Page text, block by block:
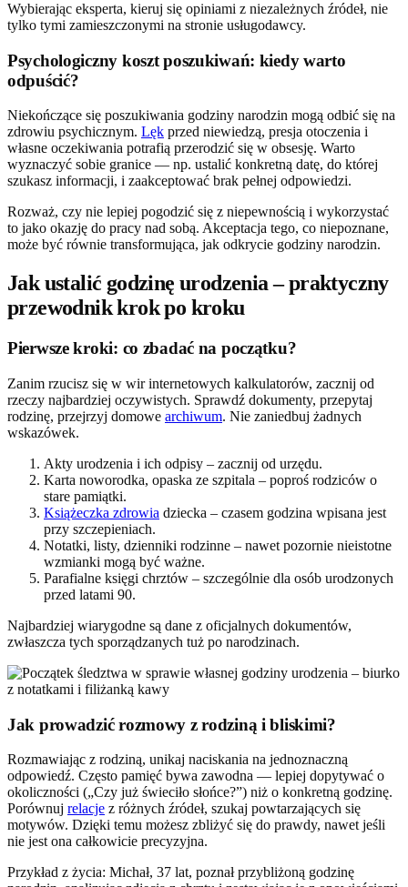
Wybierając eksperta, kieruj się opiniami z niezależnych źródeł, nie
tylko tymi zamieszczonymi na stronie usługodawcy.
Psychologiczny koszt poszukiwań: kiedy warto
odpuścić?
Niekończące się poszukiwania godziny narodzin mogą odbić się na
zdrowiu psychicznym. Lęk przed niewiedzą, presja otoczenia i
własne oczekiwania potrafią przerodzić się w obsesję. Warto
wyznaczyć sobie granice — np. ustalić konkretną datę, do której
szukasz informacji, i zaakceptować brak pełnej odpowiedzi.
Rozważ, czy nie lepiej pogodzić się z niepewnością i wykorzystać
to jako okazję do pracy nad sobą. Akceptacja tego, co niepoznane,
może być równie transformująca, jak odkrycie godziny narodzin.
Jak ustalić godzinę urodzenia – praktyczny
przewodnik krok po kroku
Pierwsze kroki: co zbadać na początku?
Zanim rzucisz się w wir internetowych kalkulatorów, zacznij od
rzeczy najbardziej oczywistych. Sprawdź dokumenty, przepytaj
rodzinę, przejrzyj domowe archiwum. Nie zaniedbuj żadnych
wskazówek.
Akty urodzenia i ich odpisy – zacznij od urzędu.
Karta noworodka, opaska ze szpitala – poproś rodziców o
stare pamiątki.
Książeczka zdrowia dziecka – czasem godzina wpisana jest
przy szczepieniach.
Notatki, listy, dzienniki rodzinne – nawet pozornie nieistotne
wzmianki mogą być ważne.
Parafialne księgi chrztów – szczególnie dla osób urodzonych
przed latami 90.
Najbardziej wiarygodne są dane z oficjalnych dokumentów,
zwłaszcza tych sporządzanych tuż po narodzinach.
Jak prowadzić rozmowy z rodziną i bliskimi?
Rozmawiając z rodziną, unikaj naciskania na jednoznaczną
odpowiedź. Często pamięć bywa zawodna — lepiej dopytywać o
okoliczności („Czy już świeciło słońce?”) niż o konkretną godzinę.
Porównuj relacje z różnych źródeł, szukaj powtarzających się
motywów. Dzięki temu możesz zbliżyć się do prawdy, nawet jeśli
nie jest ona całkowicie precyzyjna.
Przykład z życia: Michał, 37 lat, poznał przybliżoną godzinę